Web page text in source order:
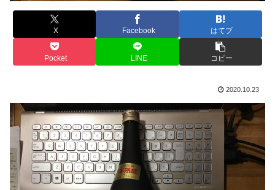
X Facebook はてブ
Pocket LINE コピー
2020.10.23